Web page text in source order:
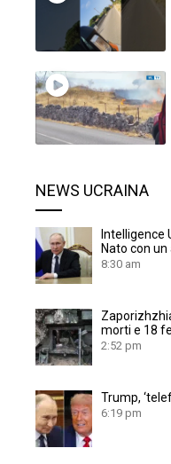
NEWS UCRAINA
Intelligence
Nato con
8:30 am
morti e 18
2:52 pm
Trump,
6:19 pm